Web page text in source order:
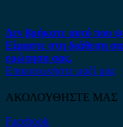
Δεν βρήκατε αυτό που
Είμαστε στη διάθεση
ερώτηση σας.
Επικοινωνήστε μαζί μας
ΑΚΟΛΟΥΘΗΣΤΕ ΜΑΣ
Facebook